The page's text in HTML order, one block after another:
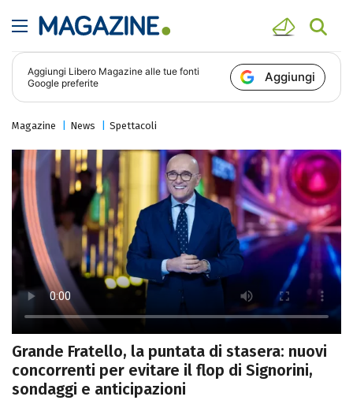
Aggiungi Libero Magazine alle tue fonti
Google preferite
Aggiungi
Magazine News Spettacoli
Grande Fratello, la puntata di stasera: nuovi
concorrenti per evitare il flop di Signorini,
sondaggi e anticipazioni